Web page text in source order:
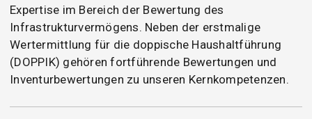
Expertise im Bereich der Bewertung des
Infrastrukturvermögens. Neben der erstmalige
Wertermittlung für die doppische Haushaltführung
(DOPPIK) gehören fortführende Bewertungen und
Inventurbewertungen zu unseren Kernkompetenzen.